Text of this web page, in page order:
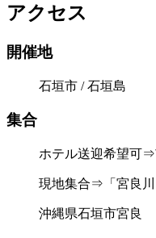
アクセス
開催地
石垣市 / 石垣島
集合
ホテル送迎希望可
現地集合⇒「宮良
沖縄県石垣市宮良